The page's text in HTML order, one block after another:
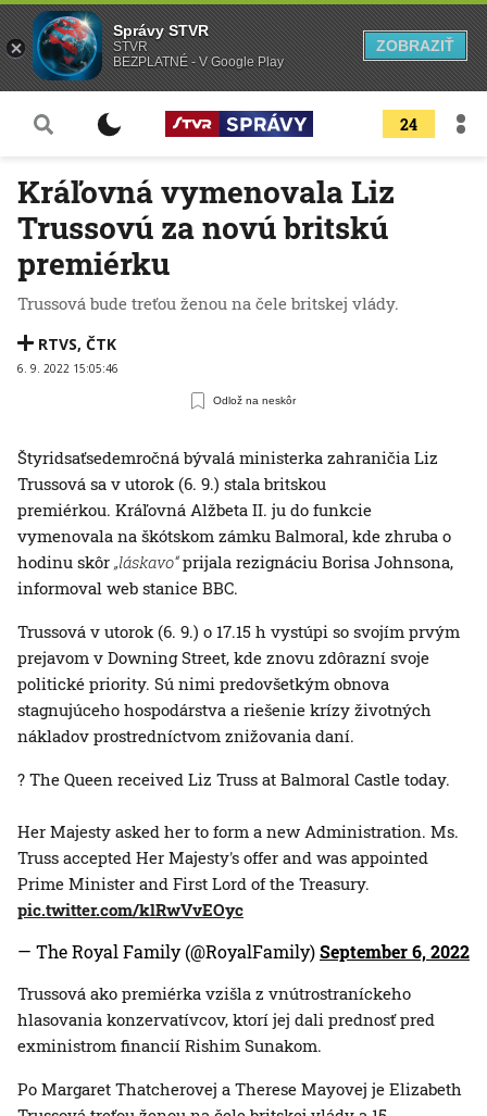
24
Kráľovná vymenovala Liz
Trussovú za novú britskú
premiérku
Trussová bude treťou ženou na čele britskej vlády.
RTVS, ČTK
6. 9. 2022 15:05:46
Odlož na neskôr
Štyridsaťsedemročná bývalá ministerka zahraničia Liz
Trussová sa v utorok (6. 9.) stala britskou
premiérkou. Kráľovná Alžbeta II. ju do funkcie
vymenovala na škótskom zámku Balmoral, kde zhruba o
hodinu skôr „láskavo“prijala rezignáciu Borisa Johnsona,
informoval web stanice BBC.
Trussová v utorok (6. 9.) o 17.15 h vystúpi so svojím prvým
prejavom v Downing Street, kde znovu zdôrazní svoje
politické priority. Sú nimi predovšetkým obnova
stagnujúceho hospodárstva a riešenie krízy životných
nákladov prostredníctvom znižovania daní.
? The Queen received Liz Truss at Balmoral Castle today.
Her Majesty asked her to form a new Administration. Ms.
Truss accepted Her Majesty's offer and was appointed
Prime Minister and First Lord of the Treasury.
pic.twitter.com/klRwVvEOyc
— The Royal Family (@RoyalFamily)September 6, 2022
Trussová ako premiérka vzišla z vnútrostraníckeho
hlasovania konzervatívcov, ktorí jej dali prednosť pred
exministrom financií Rishim Sunakom.
Po Margaret Thatcherovej a Therese Mayovej je Elizabeth
Správy STVR
STVR
BEZPLATNÉ - V Google Play
ZOBRAZIŤ